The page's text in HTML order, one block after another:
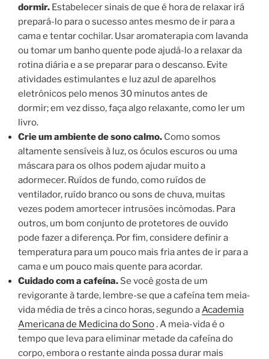
dormir. Estabelecer sinais de que é hora de relaxar irá
prepará-lo para o sucesso antes mesmo de ir para a
cama e tentar cochilar. Usar aromaterapia com lavanda
ou tomar um banho quente pode ajudá-lo a relaxar da
rotina diária e a se preparar para o descanso. Evite
atividades estimulantes e luz azul de aparelhos
eletrônicos pelo menos 30 minutos antes de
dormir; em vez disso, faça algo relaxante, como ler um
livro.
Crie um ambiente de sono calmo. Como somos
altamente sensíveis à luz, os óculos escuros ou uma
máscara para os olhos podem ajudar muito a
adormecer. Ruídos de fundo, como ruídos de
ventilador, ruído branco ou sons de chuva, muitas
vezes podem amortecer intrusões incômodas. Para
outros, um bom conjunto de protetores de ouvido
pode fazer a diferença. Por fim, considere definir a
temperatura para um pouco mais fria antes de ir para a
cama e um pouco mais quente para acordar.
Cuidado com a cafeína. Se você gosta de um
revigorante à tarde, lembre-se que a cafeína tem meia-
vida média de três a cinco horas, segundo aAcademia
Americana de Medicina do Sono. A meia-vida é o
tempo que leva para eliminar metade da cafeína do
corpo, embora o restante ainda possa durar mais